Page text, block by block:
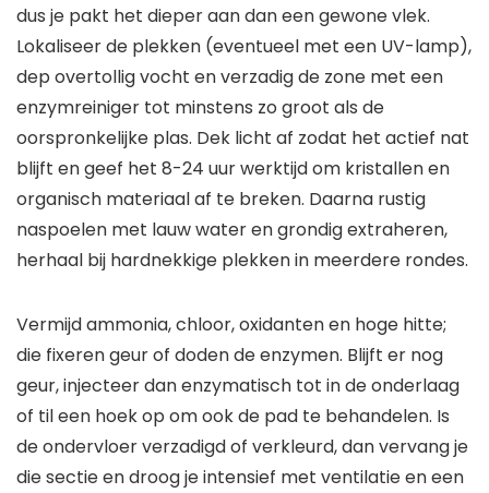
dus je pakt het dieper aan dan een gewone vlek.
Lokaliseer de plekken (eventueel met een UV-lamp),
dep overtollig vocht en verzadig de zone met een
enzymreiniger tot minstens zo groot als de
oorspronkelijke plas. Dek licht af zodat het actief nat
blijft en geef het 8-24 uur werktijd om kristallen en
organisch materiaal af te breken. Daarna rustig
naspoelen met lauw water en grondig extraheren,
herhaal bij hardnekkige plekken in meerdere rondes.
Vermijd ammonia, chloor, oxidanten en hoge hitte;
die fixeren geur of doden de enzymen. Blijft er nog
geur, injecteer dan enzymatisch tot in de onderlaag
of til een hoek op om ook de pad te behandelen. Is
de ondervloer verzadigd of verkleurd, dan vervang je
die sectie en droog je intensief met ventilatie en een